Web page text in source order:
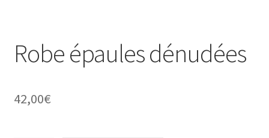
Robe épaules dénudées
42,00€